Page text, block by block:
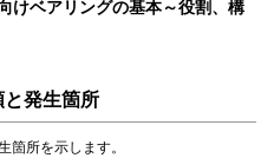
けベアリングの基本～役割、構
発生箇所
所を示します。